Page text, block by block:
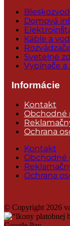
Domová
Káble a
Svetelné
Vypínače a
Informácie
Kontakt
Obchodné
Ochrana
Kontakt
Obchodné
Ochrana
© Copyright 2026